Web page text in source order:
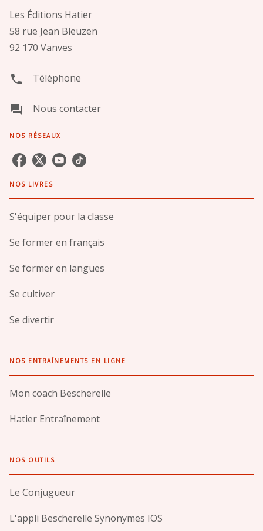
Les Éditions Hatier
58 rue Jean Bleuzen
92 170 Vanves
phone Téléphone
question_answer Nous contacter
NOS RÉSEAUX
NOS LIVRES
S'équiper pour la classe
Se former en français
Se former en langues
Se cultiver
Se divertir
NOS ENTRAÎNEMENTS EN LIGNE
Mon coach Bescherelle
Hatier Entraînement
NOS OUTILS
Le Conjugueur
L'appli Bescherelle Synonymes IOS